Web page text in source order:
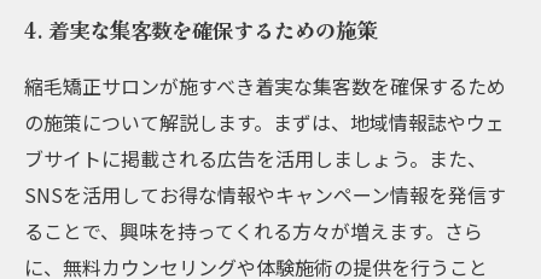
4. 着実な集客数を確保するための施策
縮毛矯正サロンが施すべき着実な集客数を確保するため
の施策について解説します。まずは、地域情報誌やウェ
ブサイトに掲載される広告を活用しましょう。また、
SNSを活用してお得な情報やキャンペーン情報を発信す
ることで、興味を持ってくれる方々が増えます。さら
に、無料カウンセリングや体験施術の提供を行うこと